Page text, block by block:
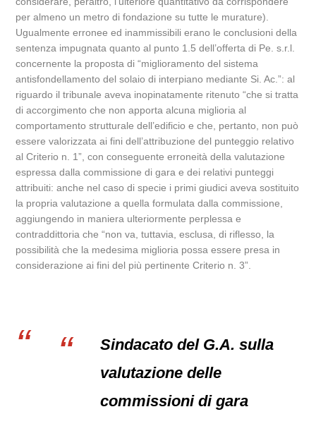
per almeno un metro di fondazione su tutte le murature).
Ugualmente erronee ed inammissibili erano le conclusioni della
sentenza impugnata quanto al punto 1.5 dell’offerta di Pe. s.r.l.
concernente la proposta di “miglioramento del sistema
antisfondellamento del solaio di interpiano mediante Si. Ac.”: al
riguardo il tribunale aveva inopinatamente ritenuto “che si tratta
di accorgimento che non apporta alcuna miglioria al
comportamento strutturale dell’edificio e che, pertanto, non può
essere valorizzata ai fini dell’attribuzione del punteggio relativo
al Criterio n. 1”, con conseguente erroneità della valutazione
espressa dalla commissione di gara e dei relativi punteggi
attribuiti: anche nel caso di specie i primi giudici aveva sostituito
la propria valutazione a quella formulata dalla commissione,
aggiungendo in maniera ulteriormente perplessa e
contraddittoria che “non va, tuttavia, esclusa, di riflesso, la
possibilità che la medesima miglioria possa essere presa in
considerazione ai fini del più pertinente Criterio n. 3”.
Sindacato del G.A. sulla
valutazione delle
commissioni di gara